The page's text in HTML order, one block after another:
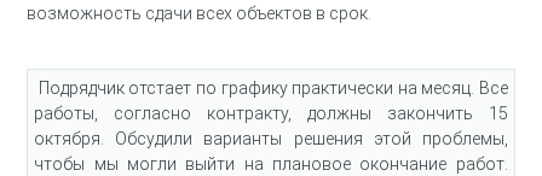
возможность сдачи всех объектов в срок.
Подрядчик отстает по графику практически на месяц. Все
работы, согласно контракту, должны закончить 15
октября. Обсудили варианты решения этой проблемы,
чтобы мы могли выйти на плановое окончание работ.